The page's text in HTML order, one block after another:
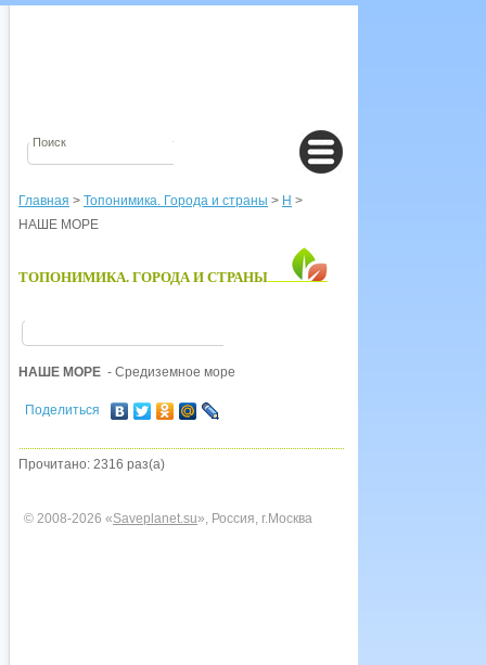
Главная > Топонимика. Города и страны > Н >
НАШЕ МОРЕ
ТОПОНИМИКА. ГОРОДА И СТРАНЫ
НАШЕ МОРЕ - Средиземное море
Поделиться
Прочитано: 2316 раз(а)
© 2008-2026 «Saveplanet.su», Россия, г.Москва